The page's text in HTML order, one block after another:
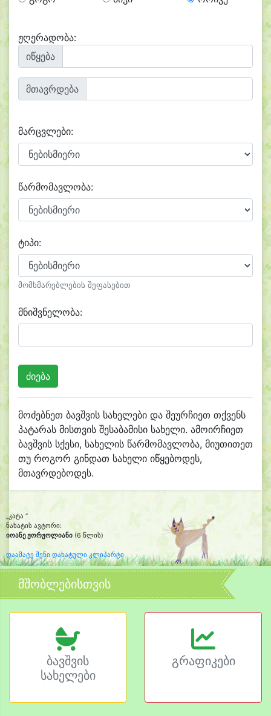
ჟღერადობა:
იწყება
მთავრდება
მარცვლები:
წარმომავლობა:
ტიპი:
მომხმარებლების შეფასებით
მნიშვნელობა:
მოძებნეთ ბავშვის სახელები და შეურჩიეთ თქვენს
პატარას მისთვის შესაბამისი სახელი. ამოირჩიეთ
ბავშვის სქესი, სახელის წარმომავლობა, მიუთითეთ
თუ როგორ გინდათ სახელი იწყებოდეს,
მთავრდებოდეს.
„კატა “
ნახატის ავტორი:
იოანე ჟორჟოლიანი(6 წლის)
დაამატე შენი დახატული კლიპარტი
მშობლებისთვის
ბავშვის
სახელები
გრაფიკები